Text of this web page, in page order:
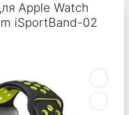
Apple Watch
iSportBand-02